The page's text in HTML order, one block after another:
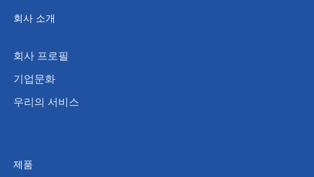
회사 소개
회사 프로필
기업문화
우리의 서비스
제품